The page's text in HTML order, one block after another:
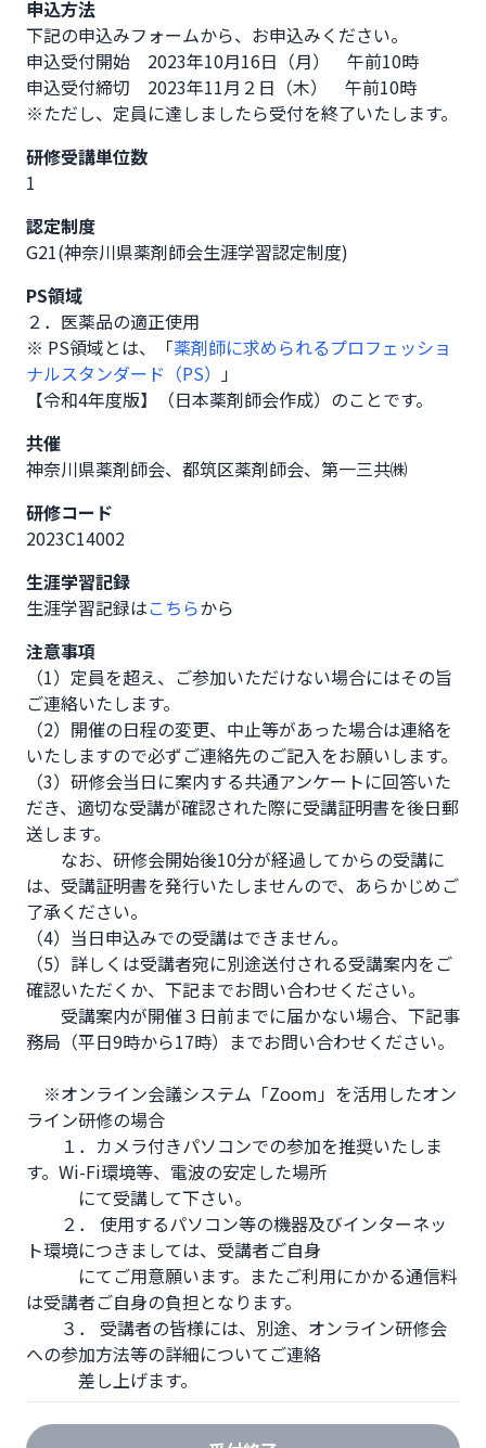
申込方法
下記の申込みフォームから、お申込みください。
申込受付開始　2023年10月16日（月）　午前10時
申込受付締切　2023年11月２日（木）　午前10時
※ただし、定員に達しましたら受付を終了いたします。
研修受講単位数
1
認定制度
G21(神奈川県薬剤師会生涯学習認定制度)
PS領域
２．医薬品の適正使用
※ PS領域とは、「薬剤師に求められるプロフェッショ
ナルスタンダード（PS） 」
【令和4年度版】（日本薬剤師会作成）のことです。
共催
神奈川県薬剤師会、都筑区薬剤師会、第一三共㈱
研修コード
2023C14002
生涯学習記録
生涯学習記録はこちらから
注意事項
（1）定員を超え、ご参加いただけない場合にはその旨
ご連絡いたします。
（2）開催の日程の変更、中止等があった場合は連絡を
いたしますので必ずご連絡先のご記入をお願いします。
（3）研修会当日に案内する共通アンケートに回答いた
だき、適切な受講が確認された際に受講証明書を後日郵
送します。
なお、研修会開始後10分が経過してからの受講に
は、受講証明書を発行いたしませんので、あらかじめご
了承ください。
（4）当日申込みでの受講はできません。
（5）詳しくは受講者宛に別途送付される受講案内をご
確認いただくか、下記までお問い合わせください。
受講案内が開催３日前までに届かない場合、下記事
務局（平日9時から17時）までお問い合わせください。
※オンライン会議システム「Zoom」を活用したオン
ライン研修の場合
１．カメラ付きパソコンでの参加を推奨いたしま
す。Wi-Fi環境等、電波の安定した場所
にて受講して下さい。
２． 使用するパソコン等の機器及びインターネッ
ト環境につきましては、受講者ご自身
にてご用意願います。またご利用にかかる通信料
は受講者ご自身の負担となります。
３． 受講者の皆様には、別途、オンライン研修会
への参加方法等の詳細についてご連絡
差し上げます。